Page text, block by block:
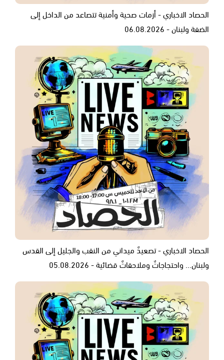
الحصاد الاخباري - أزمات صحية وأمنية تتصاعد من الداخل إلى
الضفة ولبنان - 06.08.2026
الحصاد الاخباري - تصعيدٌ ميداني من النقب والجليل إلى القدس
ولبنان... واحتجاجاتٌ وملاحقاتٌ قضائية - 05.08.2026